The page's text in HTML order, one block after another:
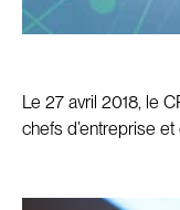
Le 27 avril 2018, le
chefs d’entreprise